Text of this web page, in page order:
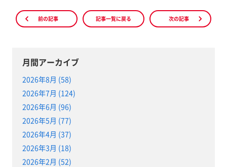
前の記事 記事一覧に戻る 次の記事
月間アーカイブ
2026年8月 (58)
2026年7月 (124)
2026年6月 (96)
2026年5月 (77)
2026年4月 (37)
2026年3月 (18)
2026年2月 (52)